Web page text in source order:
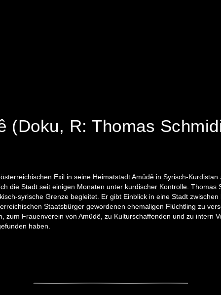
(Doku, R: Thomas
Exil in seine Heimatstadt Amûdê in Syrisch-
die Stadt seit einigen Monaten unter kurdischer Kontrolle.
syrische Grenze begleitet. Er gibt Einblick in eine Stadt
Staatsbürger gewordenen ehemaligen Flüchtling zu
zum Frauenverein von Amûdê, zu Kulturschaffenden und zu intern
haben.